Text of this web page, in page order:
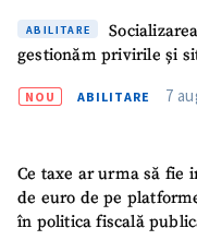
ABILITARE
gestionăm privirile și
NOU ABILITARE 7
Ce taxe ar urma să fie
de euro de pe
în politica fiscală